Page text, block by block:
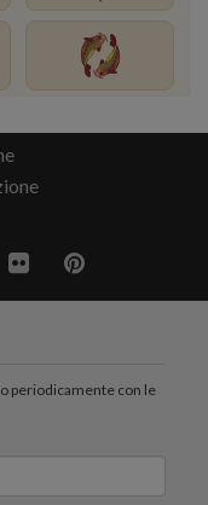
periodicamente con le